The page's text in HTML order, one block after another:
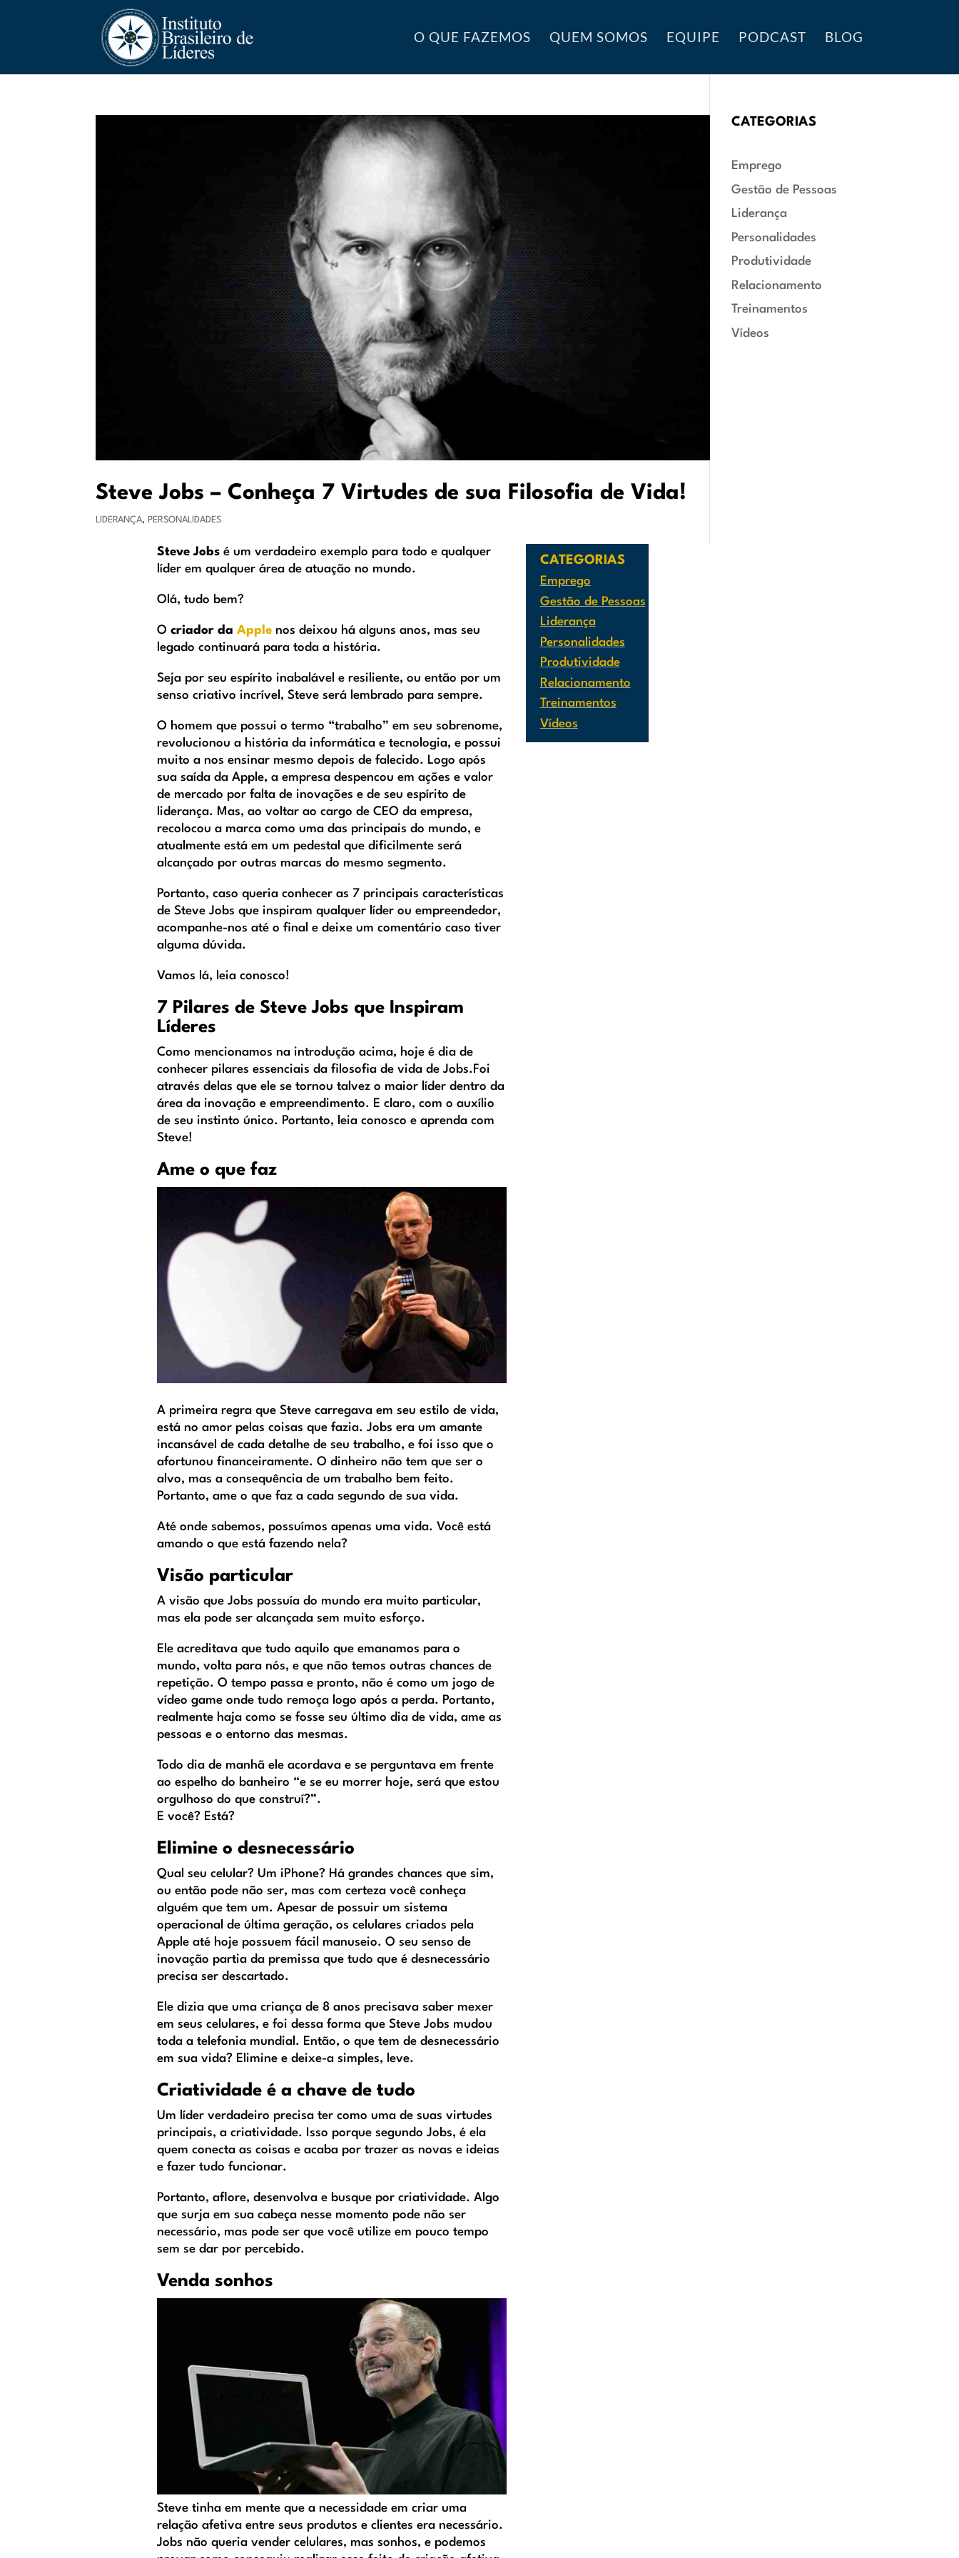
O QUE FAZEMOS QUEM SOMOS EQUIPE PODCAST BLOG
Steve Jobs – Conheça 7 Virtudes de sua Filosofia de Vida!
LIDERANÇA, PERSONALIDADES
Steve Jobs é um verdadeiro exemplo para todo e qualquer
líder em qualquer área de atuação no mundo.
Olá, tudo bem?
Ocriador daApple nos deixou há alguns anos, mas seu
legado continuará para toda a história.
Seja por seu espírito inabalável e resiliente, ou então por um
senso criativo incrível, Steve será lembrado para sempre.
O homem que possui o termo “trabalho” em seu sobrenome,
revolucionou a história da informática e tecnologia, e possui
muito a nos ensinar mesmo depois de falecido. Logo após
sua saída da Apple, a empresa despencou em ações e valor
de mercado por falta de inovações e de seu espírito de
liderança. Mas, ao voltar ao cargo de CEO da empresa,
recolocou a marca como uma das principais do mundo, e
atualmente está em um pedestal que dificilmente será
alcançado por outras marcas do mesmo segmento.
Portanto, caso queria conhecer as 7 principais características
de Steve Jobs que inspiram qualquer líder ou empreendedor,
acompanhe-nos até o final e deixe um comentário caso tiver
alguma dúvida.
Vamos lá, leia conosco!
7 Pilares de Steve Jobs que Inspiram
Líderes
Como mencionamos na introdução acima, hoje é dia de
conhecer pilares essenciais da filosofia de vida de Jobs.Foi
através delas que ele se tornou talvez o maior líder dentro da
área da inovação e empreendimento. E claro, com o auxílio
de seu instinto único. Portanto, leia conosco e aprenda com
Steve!
Ame o que faz
A primeira regra que Steve carregava em seu estilo de vida,
está no amor pelas coisas que fazia. Jobs era um amante
incansável de cada detalhe de seu trabalho, e foi isso que o
afortunou financeiramente. O dinheiro não tem que ser o
alvo, mas a consequência de um trabalho bem feito.
Portanto, ame o que faz a cada segundo de sua vida.
Até onde sabemos, possuímos apenas uma vida. Você está
amando o que está fazendo nela?
Visão particular
A visão que Jobs possuía do mundo era muito particular,
mas ela pode ser alcançada sem muito esforço.
Ele acreditava que tudo aquilo que emanamos para o
mundo, volta para nós, e que não temos outras chances de
repetição. O tempo passa e pronto, não é como um jogo de
vídeo game onde tudo remoça logo após a perda. Portanto,
realmente haja como se fosse seu último dia de vida, ame as
pessoas e o entorno das mesmas.
Todo dia de manhã ele acordava e se perguntava em frente
ao espelho do banheiro “e se eu morrer hoje, será que estou
orgulhoso do que construí?”.
E você? Está?
Elimine o desnecessário
Qual seu celular? Um iPhone? Há grandes chances que sim,
ou então pode não ser, mas com certeza você conheça
alguém que tem um. Apesar de possuir um sistema
operacional de última geração, os celulares criados pela
Apple até hoje possuem fácil manuseio. O seu senso de
inovação partia da premissa que tudo que é desnecessário
precisa ser descartado.
Ele dizia que uma criança de 8 anos precisava saber mexer
em seus celulares, e foi dessa forma que Steve Jobs mudou
toda a telefonia mundial. Então, o que tem de desnecessário
em sua vida? Elimine e deixe-a simples, leve.
Criatividade é a chave de tudo
Um líder verdadeiro precisa ter como uma de suas virtudes
principais, a criatividade. Isso porque segundo Jobs, é ela
quem conecta as coisas e acaba por trazer as novas e ideias
e fazer tudo funcionar.
Portanto, aflore, desenvolva e busque por criatividade. Algo
que surja em sua cabeça nesse momento pode não ser
necessário, mas pode ser que você utilize em pouco tempo
sem se dar por percebido.
Venda sonhos
Steve tinha em mente que a necessidade em criar uma
relação afetiva entre seus produtos e clientes era necessário.
Jobs não queria vender celulares, mas sonhos, e podemos
CATEGORIAS
Emprego
Gestão de Pessoas
Liderança
Personalidades
Produtividade
Relacionamento
Treinamentos
Vídeos
CATEGORIAS
Emprego
Gestão de Pessoas
Liderança
Personalidades
Produtividade
Relacionamento
Treinamentos
Vídeos